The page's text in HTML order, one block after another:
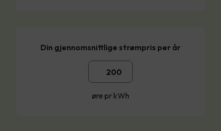
Din gjennomsnittlige strømpris per år
øre pr kWh